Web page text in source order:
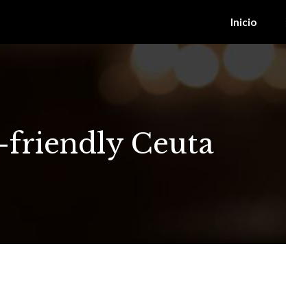
Inicio
friendly Ceuta